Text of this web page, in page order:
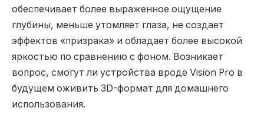
обеспечивает более выраженное ощущение
глубины, меньше утомляет глаза, не создает
эффектов «призрака» и обладает более высокой
яркостью по сравнению с фоном. Возникает
вопрос, смогут ли устройства вроде Vision Pro в
будущем оживить 3D-формат для домашнего
использования.